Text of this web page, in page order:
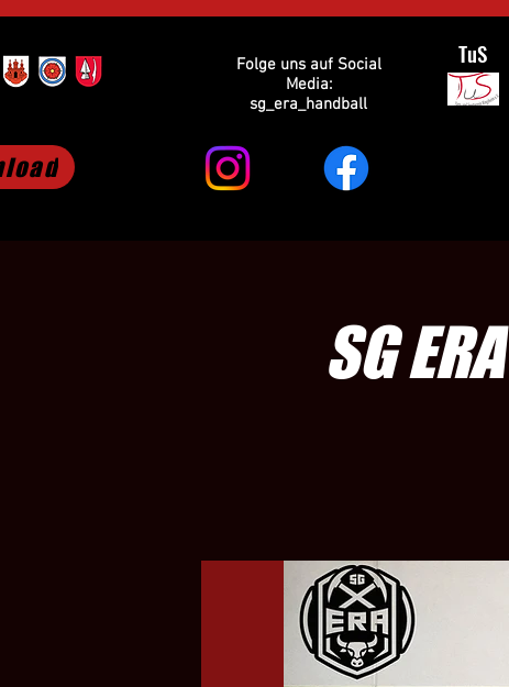
Folge uns auf Social
Media:
sg_era_handball
TuS
SG